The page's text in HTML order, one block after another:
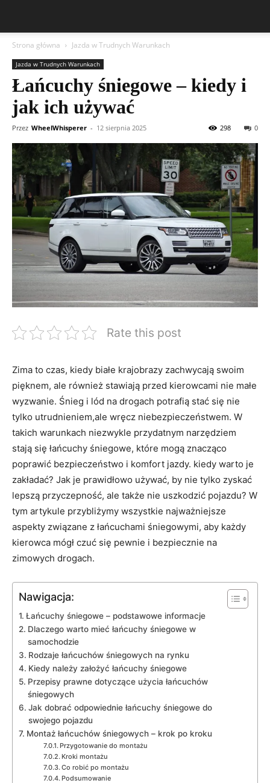
Strona główna Jazda w Trudnych Warunkach
Jazda w Trudnych Warunkach
Łańcuchy śniegowe – kiedy i
jak ich używać
Przez WheelWhisperer - 12 sierpnia 2025 0
298
Rate this post
Zima to czas, kiedy białe krajobrazy zachwycają swoim
pięknem, ale również stawiają przed kierowcami nie małe
wyzwanie. Śnieg i lód na drogach potrafią stać się nie
tylko utrudnieniem,ale wręcz niebezpieczeństwem. W
takich warunkach niezwykle przydatnym narzędziem
stają się łańcuchy śniegowe, które mogą znacząco
poprawić bezpieczeństwo i komfort jazdy. kiedy warto je
zakładać? Jak je prawidłowo używać, by nie tylko zyskać
lepszą przyczepność, ale także nie uszkodzić pojazdu? W
tym artykule przybliżymy wszystkie najważniejsze
aspekty związane z łańcuchami śniegowymi, aby każdy
kierowca mógł czuć się pewnie i bezpiecznie na
zimowych drogach.
Nawigacja:
Łańcuchy śniegowe – podstawowe informacje
Dlaczego warto mieć łańcuchy śniegowe w
samochodzie
Rodzaje łańcuchów śniegowych na rynku
Kiedy należy założyć łańcuchy śniegowe
Przepisy prawne dotyczące użycia łańcuchów
śniegowych
Jak dobrać odpowiednie łańcuchy śniegowe do
swojego pojazdu
Montaż łańcuchów śniegowych – krok po kroku
Przygotowanie do montażu
Kroki montażu
Co robić po montażu
Podsumowanie